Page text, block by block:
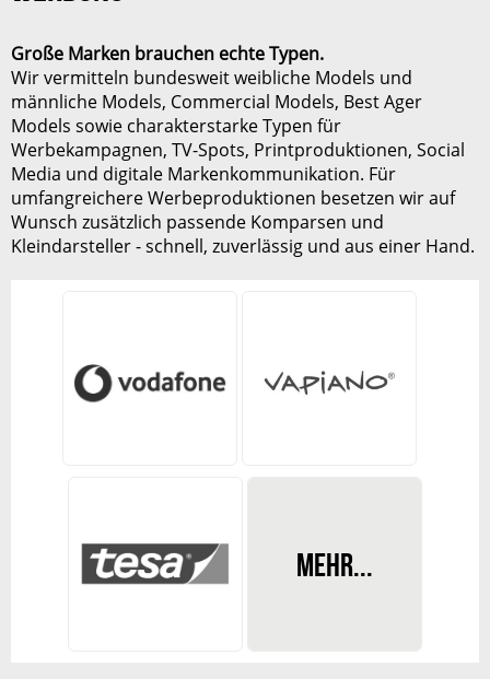
Heute zählt FAMEONME zu den führenden Agenturen
der deutschen TV- und Werbebranche – und ist für viele
Produktionsfirmen, TV-Sender und Marken erste
Anlaufstelle.
Geführt vonAndreas Donat&Giuseppe Gennaro
arbeiten in Köln & Lüdenscheid feste und freie Casting-
Profis mit einem Ziel:Menschen sichtbar machen.
REDAKTIONSLEITUNG
Große Marken brauchen echte Typen.
Wir vermitteln bundesweitweibliche Models und
männliche Models, Commercial Models, Best Ager
Models sowie charakterstarke Typen für
Werbekampagnen, TV-Spots, Printproduktionen, Social
Media und digitale Markenkommunikation. Für
umfangreichere Werbeproduktionen besetzen wir auf
Wunsch zusätzlich passende Komparsen und
Kleindarsteller- schnell, zuverlässig und aus einer Hand.
MEHR...